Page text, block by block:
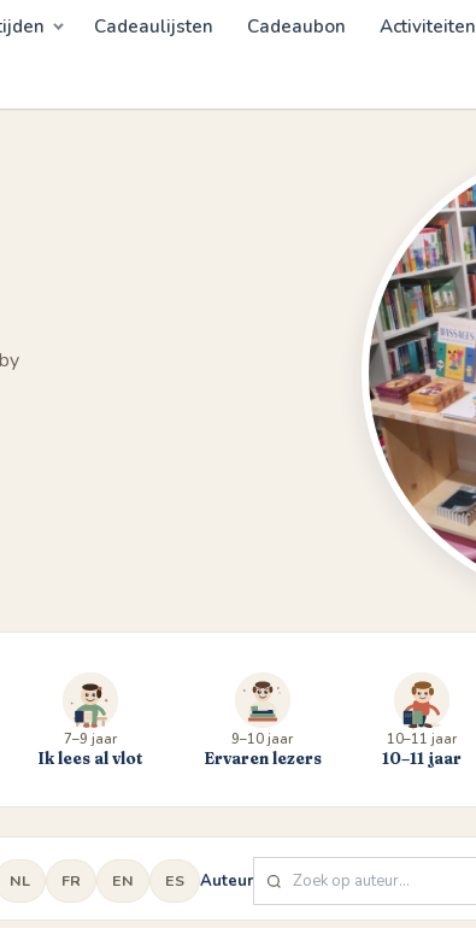
Cadeaulijsten Cadeaubon Activiteiten
7–9 jaar
Ik lees al vlot
9–10 jaar
Ervaren lezers
10–11 jaar
10–11 jaar
NL FR EN ES Auteur